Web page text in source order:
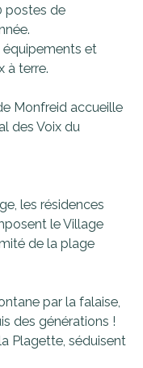
postes de
équipements et
à terre.
Monfreid accueille
des Voix du
les résidences
le Village
de la plage
par la falaise,
des générations !
Plagette, séduisent